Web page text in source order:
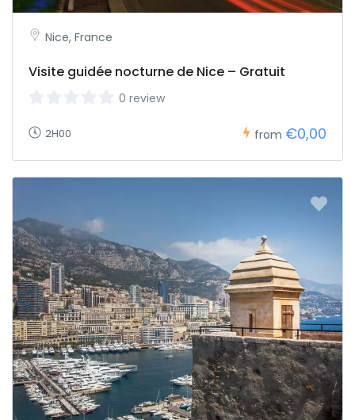
Nice, France
Visite guidée nocturne de Nice – Gratuit
0 review
2H00 from €0,00